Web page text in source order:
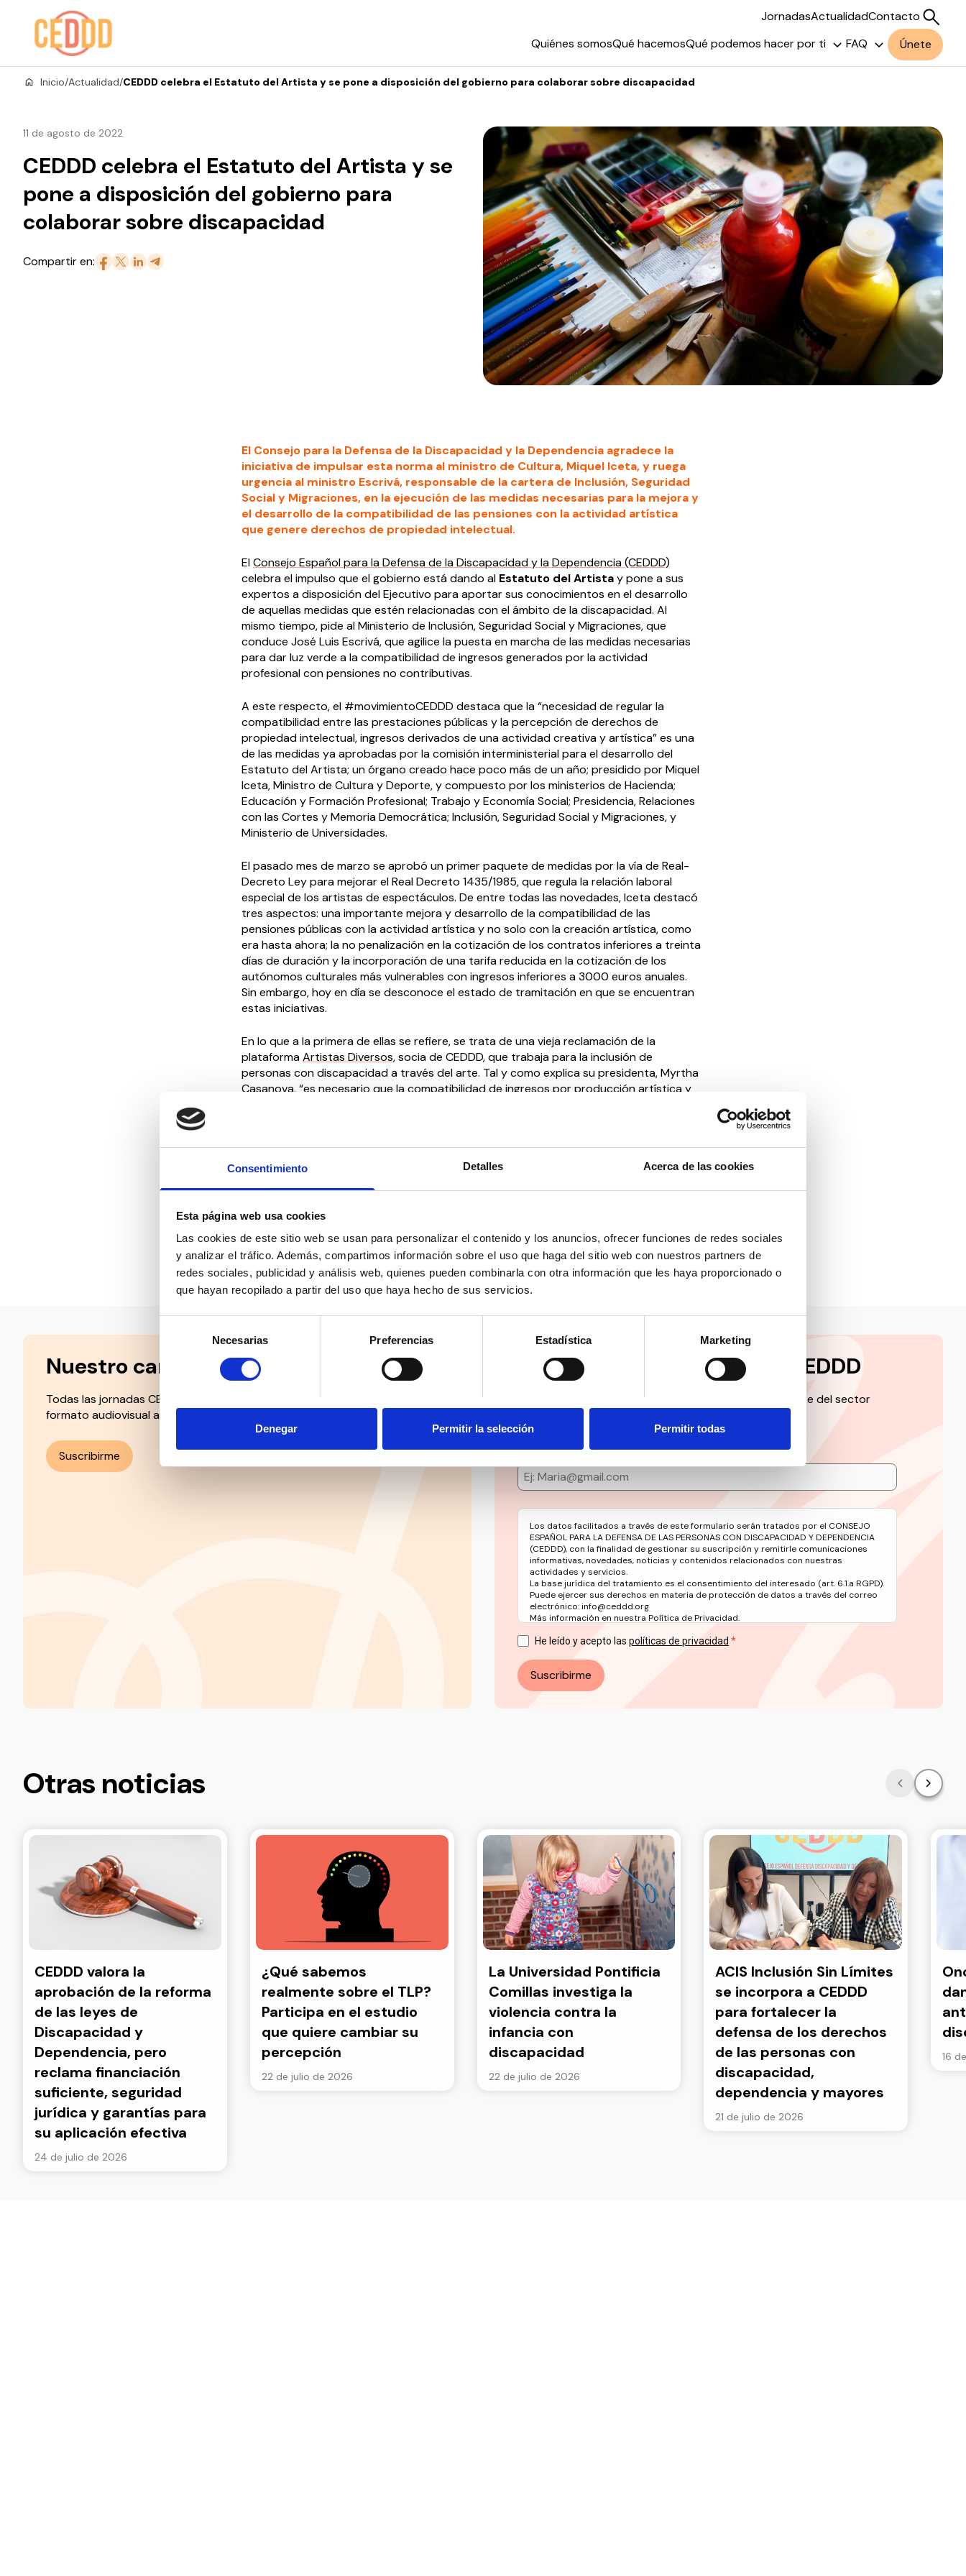
Consentimiento Detalles Acerca de las cookies
Esta página web usa cookies
Las cookies de este sitio web se usan para personalizar el contenido y los anuncios, ofrecer funciones de redes sociales
y analizar el tráfico. Además, compartimos información sobre el uso que haga del sitio web con nuestros partners de
redes sociales, publicidad y análisis web, quienes pueden combinarla con otra información que les haya proporcionado o
que hayan recopilado a partir del uso que haya hecho de sus servicios.
consentimiento
Necesarias Preferencias Estadística Marketing
Denegar Permitir la selección Permitir todas
Saltar al contenido
JornadasActualidadContacto
Quiénes somosQué hacemosQué podemos hacer por ti FAQ Únete
Buscar
Inicio/Actualidad/CEDDD celebra el Estatuto del Artista y se pone a disposición del gobierno para colaborar sobre discapacidad
11 de agosto de 2022
CEDDD celebra el Estatuto del Artista y se
pone a disposición del gobierno para
colaborar sobre discapacidad
Compartir en:
El Consejo para la Defensa de la Discapacidad y la Dependencia agradece la
iniciativa de impulsar esta norma al ministro de Cultura, Miquel Iceta, y ruega
urgencia al ministro Escrivá, responsable de la cartera de Inclusión, Seguridad
Social y Migraciones, en la ejecución de las medidas necesarias para la mejora y
el desarrollo de la compatibilidad de las pensiones con la actividad artística
que genere derechos de propiedad intelectual.
ElConsejo Español para la Defensa de la Discapacidad y la Dependencia (CEDDD)
celebra el impulso que el gobierno está dando al Estatuto del Artistay pone a sus
expertos a disposición del Ejecutivo para aportar sus conocimientos en el desarrollo
de aquellas medidas que estén relacionadas con el ámbito de la discapacidad. Al
mismo tiempo, pide al Ministerio de Inclusión, Seguridad Social y Migraciones, que
conduce José Luis Escrivá, que agilice la puesta en marcha de las medidas necesarias
para dar luz verde a la compatibilidad de ingresos generados por la actividad
profesional con pensiones no contributivas.
A este respecto, el #movimientoCEDDD destaca que la “necesidad de regular la
compatibilidad entre las prestaciones públicas y la percepción de derechos de
propiedad intelectual, ingresos derivados de una actividad creativa y artística” es una
de las medidas ya aprobadas por la comisión interministerial para el desarrollo del
Estatuto del Artista; un órgano creado hace poco más de un año; presidido por Miquel
Iceta, Ministro de Cultura y Deporte, y compuesto por los ministerios de Hacienda;
Educación y Formación Profesional; Trabajo y Economía Social; Presidencia, Relaciones
con las Cortes y Memoria Democrática; Inclusión, Seguridad Social y Migraciones, y
Ministerio de Universidades.
El pasado mes de marzo se aprobó un primer paquete de medidas por la vía de Real-
Decreto Ley para mejorar el Real Decreto 1435/1985, que regula la relación laboral
especial de los artistas de espectáculos. De entre todas las novedades, Iceta destacó
tres aspectos: una importante mejora y desarrollo de la compatibilidad de las
pensiones públicas con la actividad artística y no solo con la creación artística, como
era hasta ahora; la no penalización en la cotización de los contratos inferiores a treinta
días de duración y la incorporación de una tarifa reducida en la cotización de los
autónomos culturales más vulnerables con ingresos inferiores a 3000 euros anuales.
Sin embargo, hoy en día se desconoce el estado de tramitación en que se encuentran
estas iniciativas.
En lo que a la primera de ellas se refiere, se trata de una vieja reclamación de la
plataformaArtistas Diversos, socia de CEDDD, que trabaja para la inclusión de
personas con discapacidad a través del arte. Tal y como explica su presidenta, Myrtha
Casanova, “es necesario que la compatibilidad de ingresos por producción artística y
Ante esta realidad, #movimientoCEDDD ofrece su experiencia y conocimientos al
Ejecutivo, y concretamente al departamento del ministro Escrivá, a fin de agilizar las
en la verdadera inclusión de las personas con discapacidad.
Compartir en:
Nuestro canal de Youtube
Todas las jornadas CEDDD, el podcast ‘El Rincón Social’ y mucho más en
formato audiovisual a un solo clic.
Suscribirme
Suscríbete a la newsletter CEDDD
Mantente siempre al día de la información más relevante del sector
social en un solo clic.
Email
Los datos facilitados a través de este formulario serán tratados por el CONSEJO
ESPAÑOL PARA LA DEFENSA DE LAS PERSONAS CON DISCAPACIDAD Y DEPENDENCIA
(CEDDD), con la finalidad de gestionar su suscripción y remitirle comunicaciones
informativas, novedades, noticias y contenidos relacionados con nuestras
actividades y servicios.
La base jurídica del tratamiento es el consentimiento del interesado (art. 6.1.a RGPD).
Puede ejercer sus derechos en materia de protección de datos a través del correo
electrónico: info@ceddd.org
Más información en nuestra Política de Privacidad.
He leído y acepto las políticas de privacidad
Suscribirme
Otras noticias
CEDDD valora la
aprobación de la reforma
de las leyes de
Discapacidad y
Dependencia, pero
reclama financiación
suficiente, seguridad
jurídica y garantías para
su aplicación efectiva
24 de julio de 2026
¿Qué sabemos
realmente sobre el TLP?
Participa en el estudio
que quiere cambiar su
percepción
22 de julio de 2026
La Universidad Pontificia
Comillas investiga la
violencia contra la
infancia con
discapacidad
22 de julio de 2026
ACIS Inclusión Sin Límites
se incorpora a CEDDD
para fortalecer la
defensa de los derechos
de las personas con
discapacidad,
dependencia y mayores
21 de julio de 2026
16